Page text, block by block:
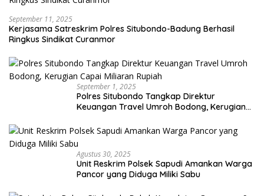
September 11, 2025
Kerjasama Satreskrim Polres Situbondo-Badung Berhasil
Ringkus Sindikat Curanmor
September 1, 2025
Polres Situbondo Tangkap Direktur
Keuangan Travel Umroh Bodong, Kerugian
Agustus 30, 2025
Unit Reskrim Polsek Sapudi Amankan Warga
Pancor yang Diduga Miliki Sabu